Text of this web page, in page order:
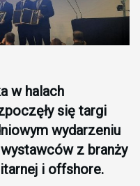
w halach
się targi
wydarzeniu
z branży
i offshore.